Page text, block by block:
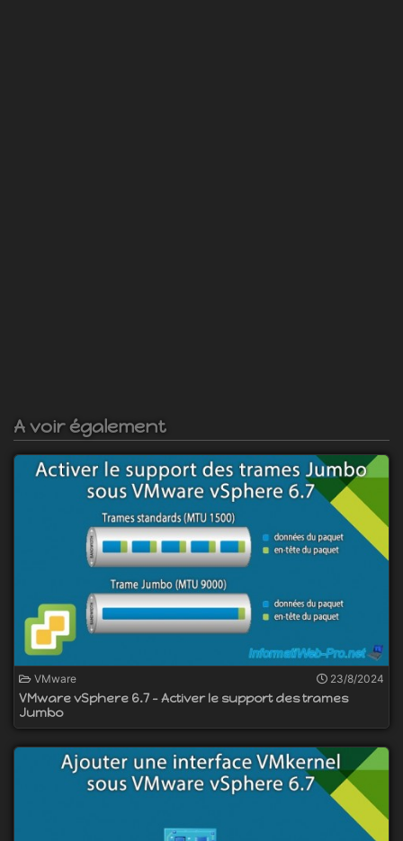
A voir également
VMware 23/8/2024
VMware vSphere 6.7 - Activer le support des trames
Jumbo